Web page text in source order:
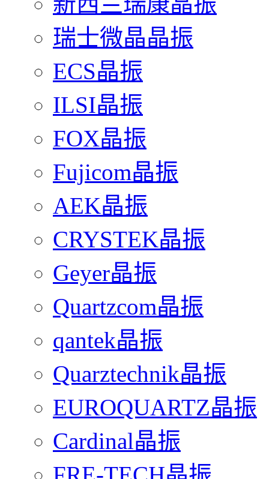
瑞士微晶晶振
ECS晶振
ILSI晶振
FOX晶振
Fujicom晶振
AEK晶振
CRYSTEK晶振
Geyer晶振
Quartzcom晶振
qantek晶振
Quarztechnik晶振
EUROQUARTZ晶振
Cardinal晶振